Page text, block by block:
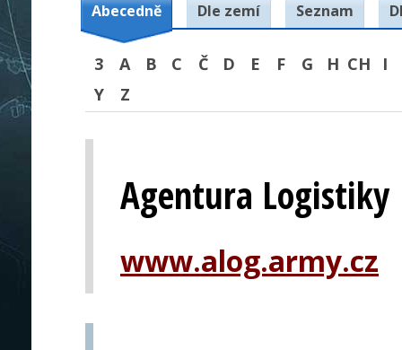
Abecedně Dle zemí Seznam
3 A B C Č D E F G H CH
I
Y
Z
Agentura Logistiky
www.alog.army.cz